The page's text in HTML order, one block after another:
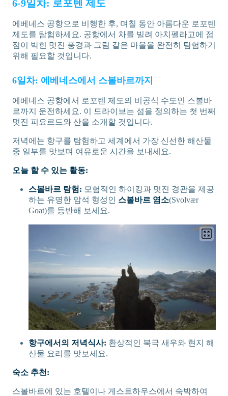
6-9일차: 로포텐 제도
에베네스 공항으로 비행한 후, 며칠 동안 아름다운 로포텐
제도를 탐험하세요. 공항에서 차를 빌려 아치펠라고에 점
점이 박힌 멋진 풍경과 그림 같은 마을을 완전히 탐험하기
위해 필요할 것입니다.
6일차: 에베네스에서 스볼바르까지
에베네스 공항에서 로포텐 제도의 비공식 수도인 스볼바
르까지 운전하세요. 이 드라이브는 섬을 정의하는 첫 번째
멋진 피요르드와 산을 소개할 것입니다.
저녁에는 항구를 탐험하고 세계에서 가장 신선한 해산물
중 일부를 맛보며 여유로운 시간을 보내세요.
오늘 할 수 있는 활동:
스볼바르 탐험: 모험적인 하이킹과 멋진 경관을 제공
하는 유명한 암석 형성인 스볼바르 염소(Svolvær
Goat)를 등반해 보세요.
항구에서의 저녁식사: 환상적인 북극 새우와 현지 해
산물 요리를 맛보세요.
숙소 추천:
스볼바르에 있는 호텔이나 게스트하우스에서 숙박하여